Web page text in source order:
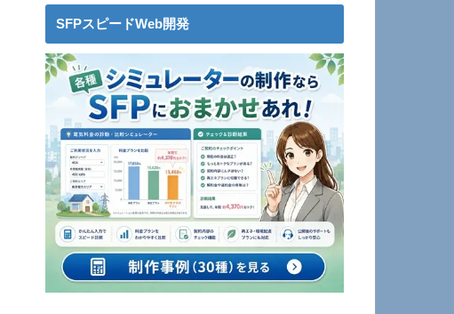
SFPスピードWeb開発